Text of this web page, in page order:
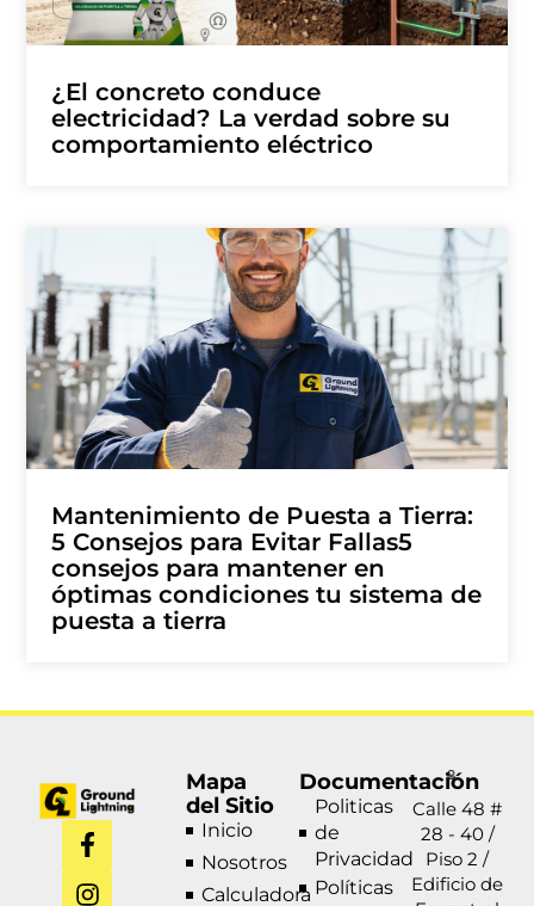
¿El concreto conduce
electricidad? La verdad sobre su
comportamiento eléctrico
Mantenimiento de Puesta a Tierra:
5 Consejos para Evitar Fallas5
consejos para mantener en
óptimas condiciones tu sistema de
puesta a tierra
F
a
c
I
n
s
L
i
n
W
h
a
Mapa
del Sitio
Inicio
Nosotros
Calculadora
Documentación
Politicas
de
Privacidad
Políticas
Calle 48 #
28 - 40 /
Piso 2 /
Edificio de